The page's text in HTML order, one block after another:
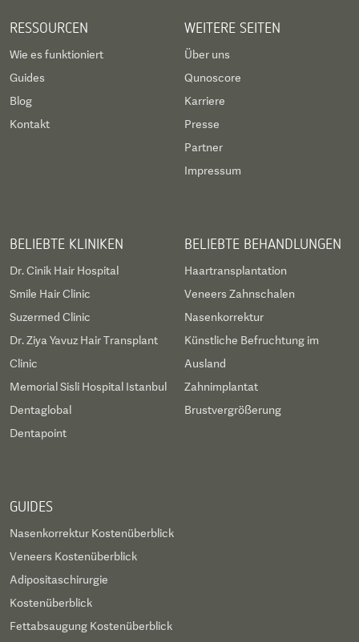
RESSOURCEN
Wie es funktioniert
Guides
Blog
Kontakt
WEITERE SEITEN
Über uns
Qunoscore
Karriere
Presse
Partner
Impressum
BELIEBTE KLINIKEN
Dr. Cinik Hair Hospital
Smile Hair Clinic
Suzermed Clinic
Dr. Ziya Yavuz Hair Transplant
Clinic
Memorial Sisli Hospital Istanbul
Dentaglobal
Dentapoint
BELIEBTE BEHANDLUNGEN
Haartransplantation
Veneers Zahnschalen
Nasenkorrektur
Künstliche Befruchtung im
Ausland
Zahnimplantat
Brustvergrößerung
GUIDES
Nasenkorrektur Kostenüberblick
Veneers Kostenüberblick
Adipositaschirurgie
Kostenüberblick
Fettabsaugung Kostenüberblick